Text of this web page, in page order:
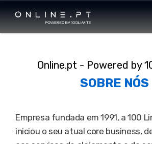
Online.pt - Powered by
SOBRE NÓS
Empresa fundada em 1991, a 100
iniciou o seu atual core business,